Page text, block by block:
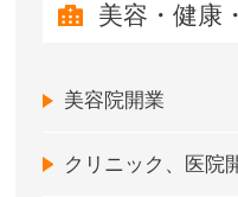
美容・健康
美容院開業
クリニック、医院